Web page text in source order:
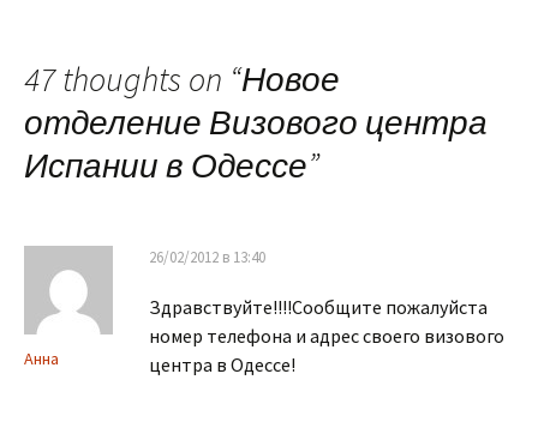
записям
47 thoughts on “Новое
отделение Визового центра
Испании в Одессе”
Анна
26/02/2012 в 13:40
Здравствуйте!!!!Сообщите пожалуйста
номер телефона и адрес своего визового
центра в Одессе!